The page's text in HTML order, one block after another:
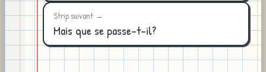
Strip suivant →
Mais que se passe-t-il?